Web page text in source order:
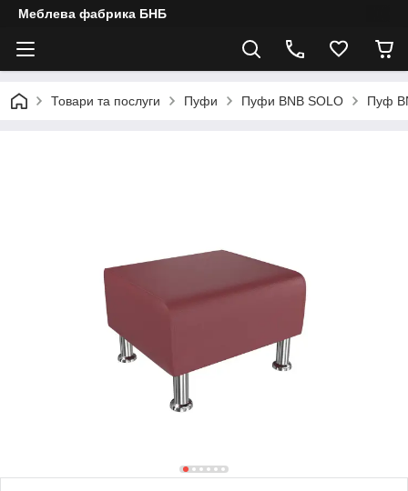
Меблева фабрика БНБ
Товари та послуги Пуфи Пуфи BNB SOLO Пуф